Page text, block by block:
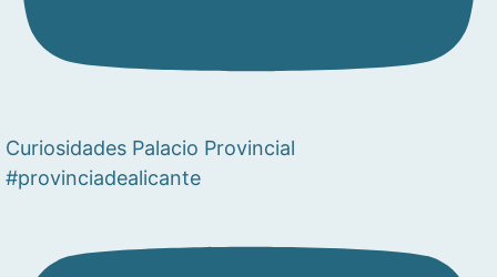
Curiosidades Palacio Provincial
#provinciadealicante